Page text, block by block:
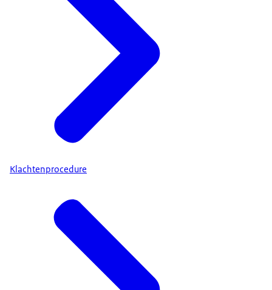
Klachtenprocedure